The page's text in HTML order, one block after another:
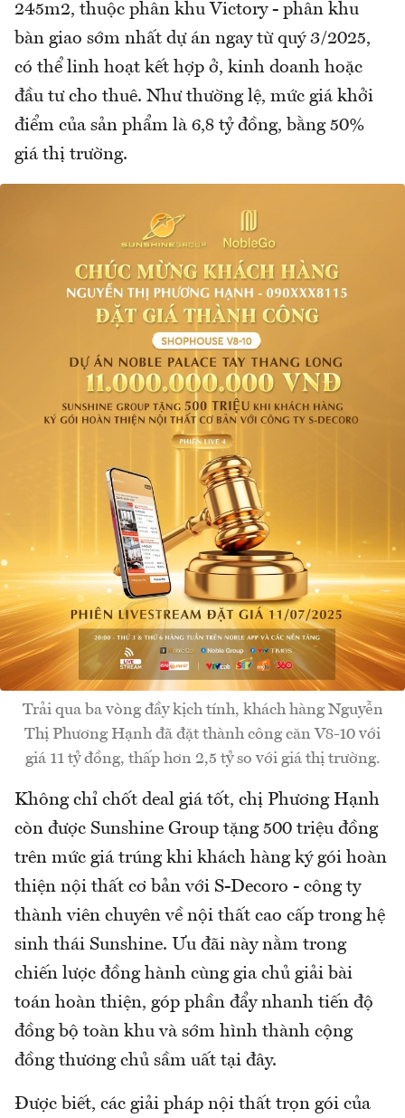
245m2, thuộc phân khu Victory - phân khu
bàn giao sớm nhất dự án ngay từ quý 3/2025,
có thể linh hoạt kết hợp ở, kinh doanh hoặc
đầu tư cho thuê. Như thường lệ, mức giá khởi
điểm của sản phẩm là 6,8 tỷ đồng, bằng 50%
giá thị trường.
Trải qua ba vòng đầy kịch tính, khách hàng Nguyễn
Thị Phương Hạnh đã đặt thành công căn V8-10 với
giá 11 tỷ đồng, thấp hơn 2,5 tỷ so với giá thị trường.
Không chỉ chốt deal giá tốt, chị Phương Hạnh
còn được Sunshine Group tặng 500 triệu đồng
trên mức giá trúng khi khách hàng ký gói hoàn
thiện nội thất cơ bản với S-Decoro - công ty
thành viên chuyên về nội thất cao cấp trong hệ
sinh thái Sunshine. Ưu đãi này nằm trong
chiến lược đồng hành cùng gia chủ giải bài
toán hoàn thiện, góp phần đẩy nhanh tiến độ
đồng bộ toàn khu và sớm hình thành cộng
đồng thương chủ sầm uất tại đây.
Được biết, các giải pháp nội thất trọn gói của